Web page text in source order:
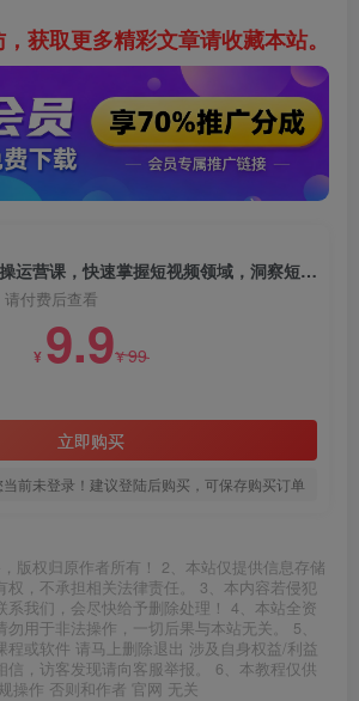
获取更多精彩文章请收藏本站。
做号家内容创作实操运营课，快速掌握短视频领域，洞察短视频新玩法
付费后查看
¥ 9.9¥99
立即购买
当前未登录！建议登陆后购买，可保存购买订单
版权归原作者所有！ 2、本站仅提供信息存储
权，不承担相关法律责任。 3、本内容若侵犯
系我们，会尽快给予删除处理！ 4、本站全资
用于非法操作，一切后果与本站无关。 5、
程或软件 请马上删除退出 涉及自身权益/利益
信，访客发现请向客服举报。 6、本教程仅供
操作 否则和作者 官网 无关